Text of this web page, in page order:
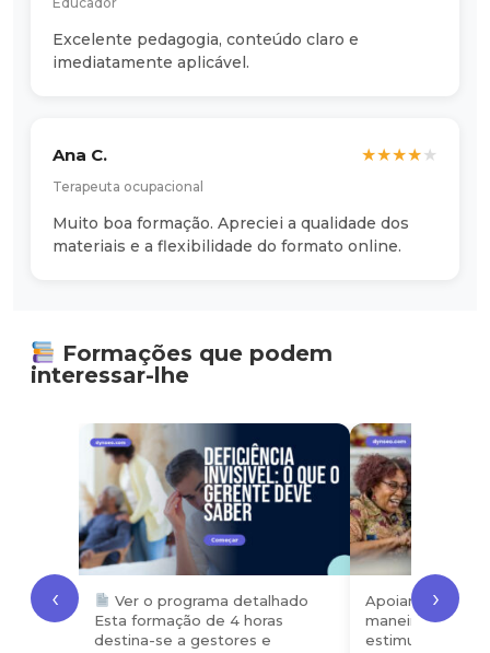
Excelente pedagogia, conteúdo claro e
imediatamente aplicável.
Ana C.
Terapeuta ocupacional
★★★★★
Muito boa formação. Apreciei a qualidade dos
materiais e a flexibilidade do formato online.
Formações que podem
interessar-lhe
‹
Ver o programa detalhado
Esta formação de 4 horas
destina-se a gestores e
Apoiar os
maneira
estimular e
›